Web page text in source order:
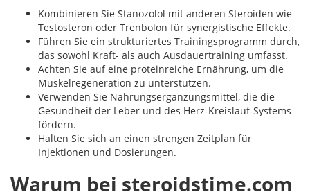
Kombinieren Sie Stanozolol mit anderen Steroiden wie
Testosteron oder Trenbolon für synergistische Effekte.
Führen Sie ein strukturiertes Trainingsprogramm durch,
das sowohl Kraft- als auch Ausdauertraining umfasst.
Achten Sie auf eine proteinreiche Ernährung, um die
Muskelregeneration zu unterstützen.
Verwenden Sie Nahrungsergänzungsmittel, die die
Gesundheit der Leber und des Herz-Kreislauf-Systems
fördern.
Halten Sie sich an einen strengen Zeitplan für
Injektionen und Dosierungen.
Warum bei steroidstime.com